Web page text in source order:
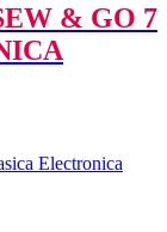
& GO 7
Electronica